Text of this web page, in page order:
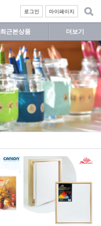
마이페이지
로그인
최근본상품 더보기